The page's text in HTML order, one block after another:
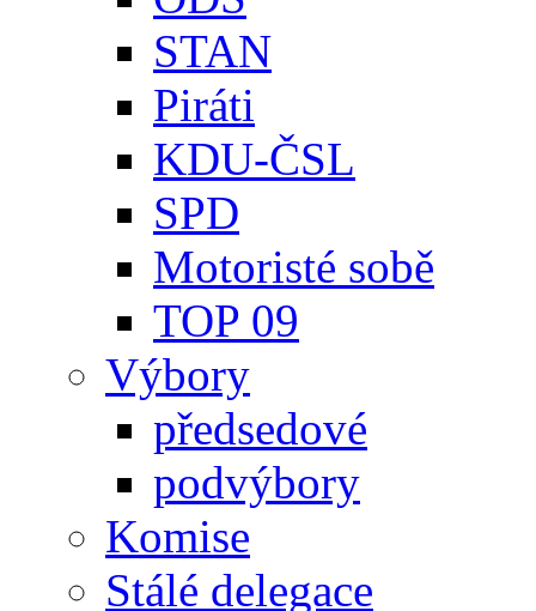
STAN
Piráti
KDU-ČSL
SPD
Motoristé sobě
TOP 09
Výbory
předsedové
podvýbory
Komise
Stálé delegace